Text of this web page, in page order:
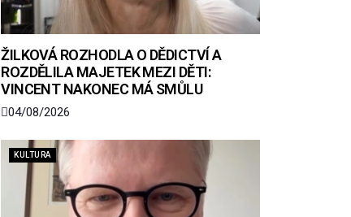
ŽILKOVÁ ROZHODLA O DĚDICTVÍ A
ROZDĚLILA MAJETEK MEZI DĚTI:
VINCENT NAKONEC MÁ SMŮLU
04/08/2026
KULTURA